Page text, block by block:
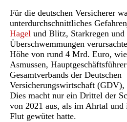
Für die deutschen Versicherer
unterdurchschnittliches
Hagel und Blitz, Starkregen und
Überschwemmungen
Höhe von rund 4 Mrd. Euro,
Asmussen,
Gesamtverbands der Deutschen
Versicherungswirtschaft (GDV),
Dies macht nur ein Drittel der
von 2021 aus, als im Ahrtal
Flut gewütet hatte.